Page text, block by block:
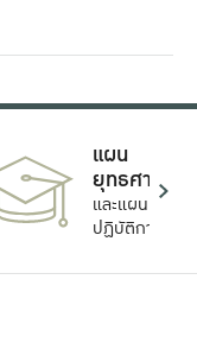
แผน
ยุทธศาสตร์
และแผน
ปฏิบัติการ